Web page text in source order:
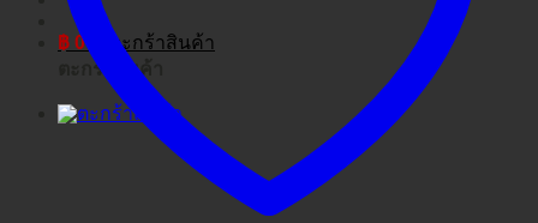
฿ 0
ตะกร้าสินค้า